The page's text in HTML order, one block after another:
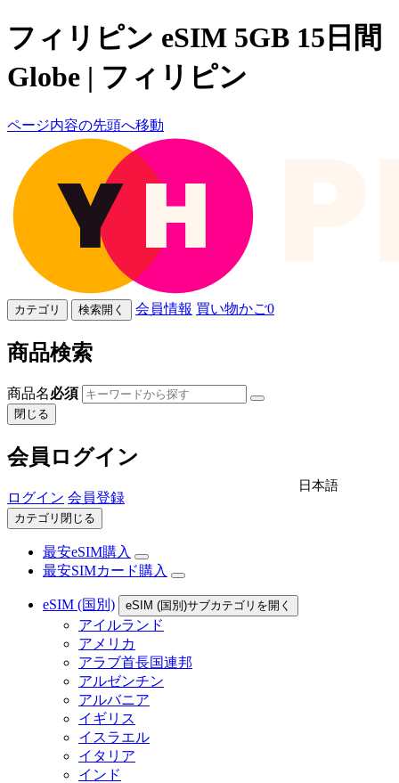
フィリピン eSIM 5GB 15日間
Globe | フィリピン
ページ内容の先頭へ移動
カテゴリ 検索開く 会員情報 買い物かご0
商品検索
商品名必須
閉じる
会員ログイン
ログイン 会員登録
日本語
カテゴリ閉じる
最安eSIM購入
最安SIMカード購入
eSIM (国別) eSIM (国別)サブカテゴリを開く
アイルランド
アメリカ
アラブ首長国連邦
アルゼンチン
アルバニア
イギリス
イスラエル
イタリア
インド